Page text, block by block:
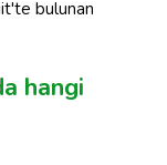
bulunan
hangi